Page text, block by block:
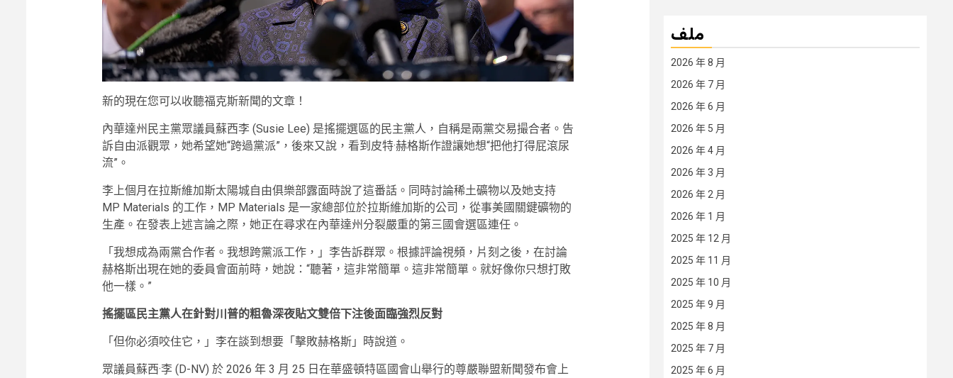
新的現在您可以收聽福克斯新聞的文章！
內華達州民主黨眾議員蘇西李 (Susie Lee) 是搖擺選區的民主黨人，自稱是兩黨交易撮合者。告
訴自由派觀眾，她希望她“跨過黨派”，後來又說，看到皮特·赫格斯作證讓她想“把他打得屁滾尿
流”。
李上個月在拉斯維加斯太陽城自由俱樂部露面時說了這番話。同時討論稀土礦物以及她支持
MP Materials 的工作，MP Materials 是一家總部位於拉斯維加斯的公司，從事美國關鍵礦物的
生產。在發表上述言論之際，她正在尋求在內華達州分裂嚴重的第三國會選區連任。
「我想成為兩黨合作者。我想跨黨派工作，」李告訴群眾。根據評論視頻，片刻之後，在討論
赫格斯出現在她的委員會面前時，她說：“聽著，這非常簡單。這非常簡單。就好像你只想打敗
他一樣。”
搖擺區民主黨人在針對川普的粗魯深夜貼文雙倍下注後面臨強烈反對
「但你必須咬住它，」李在談到想要「擊敗赫格斯」時說道。
眾議員蘇西·李 (D-NV) 於 2026 年 3 月 25 日在華盛頓特區國會山舉行的尊嚴聯盟新聞發布會上
ملف
2026 年 8 月
2026 年 7 月
2026 年 6 月
2026 年 5 月
2026 年 4 月
2026 年 3 月
2026 年 2 月
2026 年 1 月
2025 年 12 月
2025 年 11 月
2025 年 10 月
2025 年 9 月
2025 年 8 月
2025 年 7 月
2025 年 6 月